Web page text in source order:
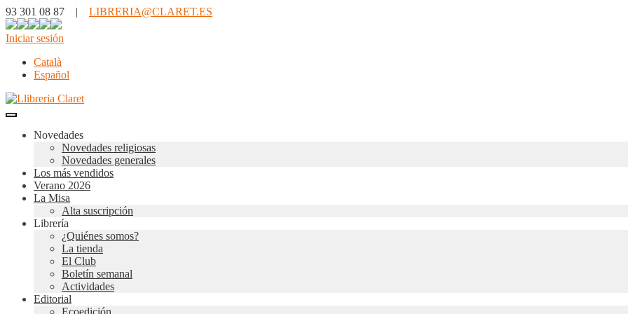
93 301 08 87 | LIBRERIA@CLARET.ES
Iniciar sesión
Català
Español
Novedades
Novedades religiosas
Novedades generales
Los más vendidos
Verano 2026
La Misa
Alta suscripción
Librería
¿Quiénes somos?
La tienda
El Club
Boletín semanal
Actividades
Editorial
Ecoedición